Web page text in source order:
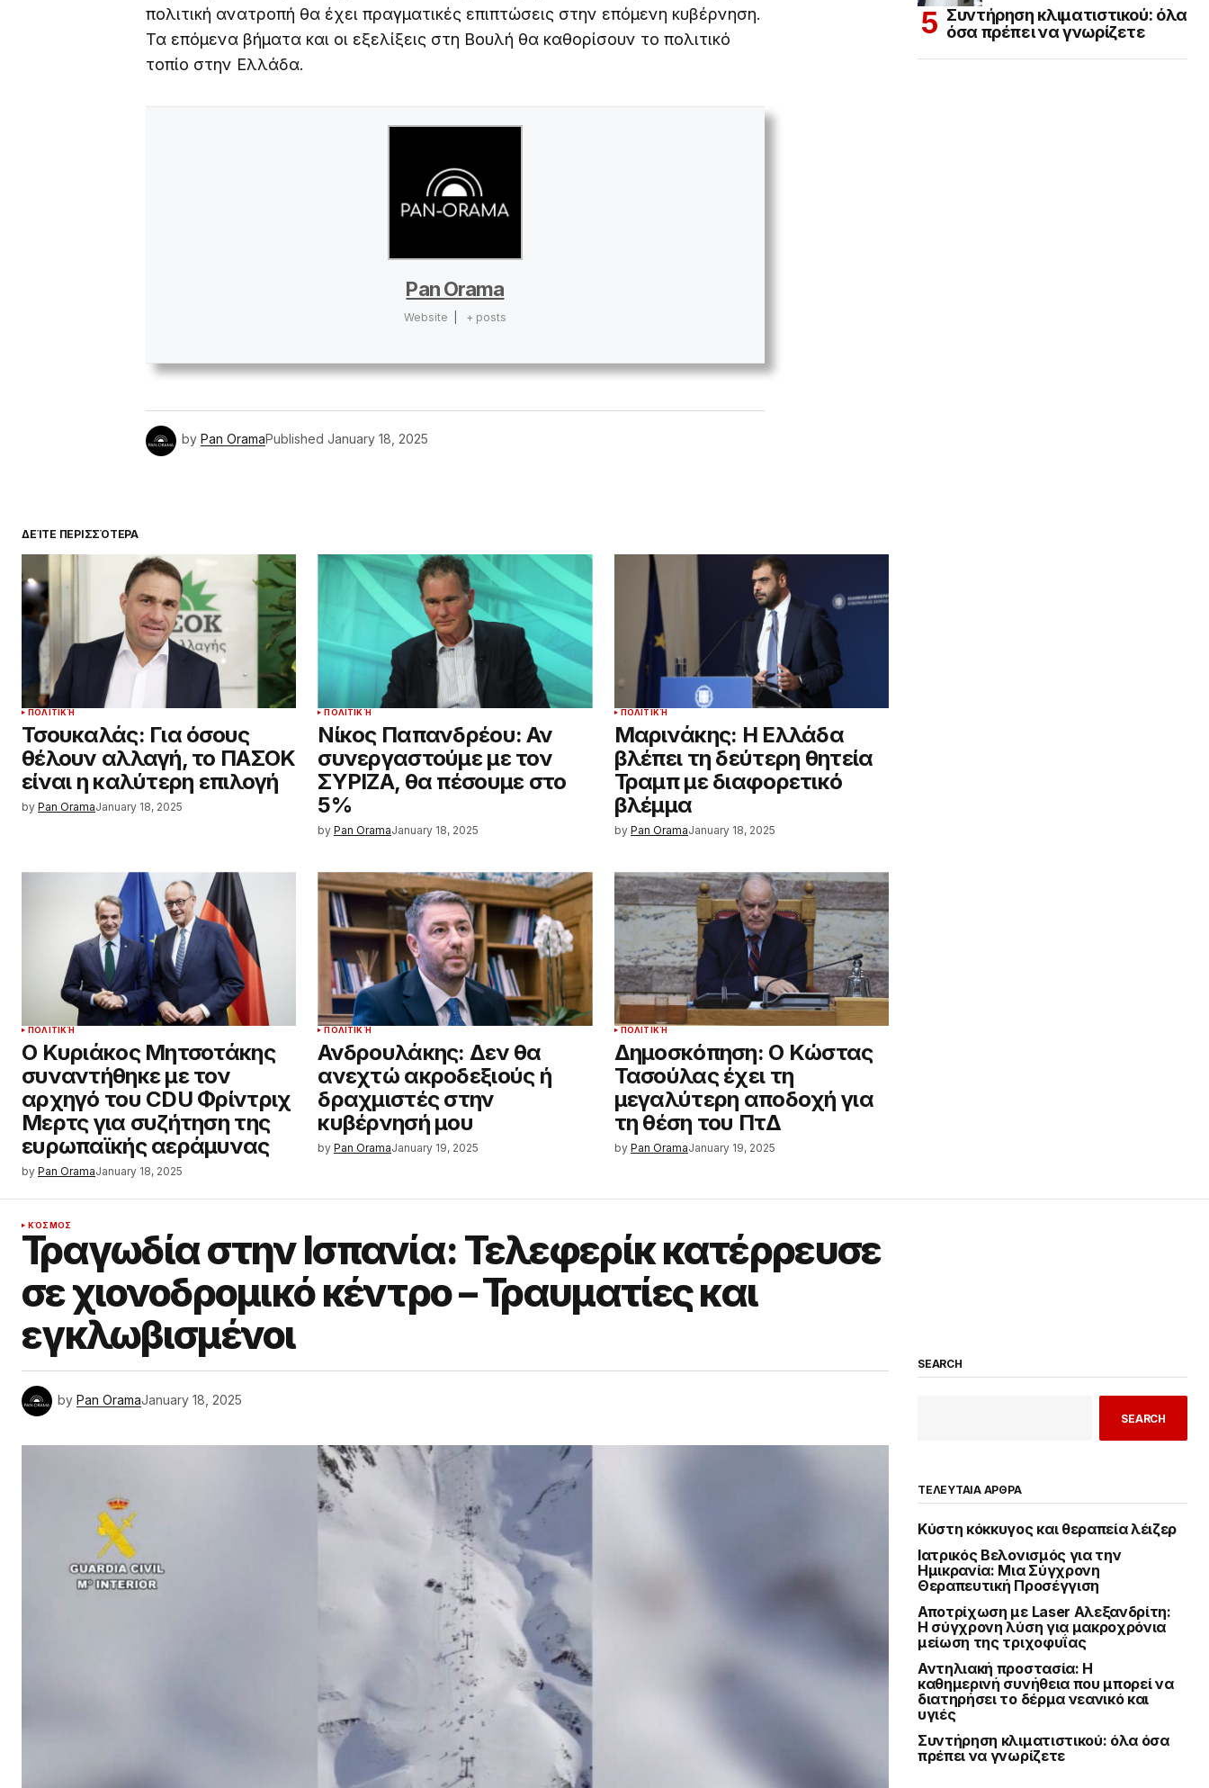
πολιτική ανατροπή θα έχει πραγματικές επιπτώσεις στην επόμενη κυβέρνηση.
Τα επόμενα βήματα και οι εξελίξεις στη Βουλή θα καθορίσουν το πολιτικό
τοπίο στην Ελλάδα.
Pan Orama
Website + posts
by Pan OramaPublished January 18, 2025
ΔΕΊΤΕ ΠΕΡΙΣΣΌΤΕΡΑ
ΠΟΛΙΤΙΚΉ
Τσουκαλάς: Για όσους
θέλουν αλλαγή, το ΠΑΣΟΚ
είναι η καλύτερη επιλογή
by Pan OramaJanuary 18, 2025
ΠΟΛΙΤΙΚΉ
Νίκος Παπανδρέου: Αν
συνεργαστούμε με τον
ΣΥΡΙΖΑ, θα πέσουμε στο
5%
by Pan OramaJanuary 18, 2025
ΠΟΛΙΤΙΚΉ
Μαρινάκης: Η Ελλάδα
βλέπει τη δεύτερη θητεία
Τραμπ με διαφορετικό
βλέμμα
by Pan OramaJanuary 18, 2025
ΠΟΛΙΤΙΚΉ
Ο Κυριάκος Μητσοτάκης
συναντήθηκε με τον
αρχηγό του CDU Φρίντριχ
Μερτς για συζήτηση της
ευρωπαϊκής αεράμυνας
by Pan OramaJanuary 18, 2025
ΠΟΛΙΤΙΚΉ
Ανδρουλάκης: Δεν θα
ανεχτώ ακροδεξιούς ή
δραχμιστές στην
κυβέρνησή μου
by Pan OramaJanuary 19, 2025
ΠΟΛΙΤΙΚΉ
Δημοσκόπηση: Ο Κώστας
Τασούλας έχει τη
μεγαλύτερη αποδοχή για
τη θέση του ΠτΔ
by Pan OramaJanuary 19, 2025
Συντήρηση κλιματιστικού: όλα
όσα πρέπει να γνωρίζετε
ΚΌΣΜΟΣ
Τραγωδία στην Ισπανία: Τελεφερίκ κατέρρευσε
σε χιονοδρομικό κέντρο – Τραυματίες και
εγκλωβισμένοι
by Pan OramaJanuary 18, 2025
SEARCH
SEARCH
ΤΕΛΕΥΤΑΙΑ ΑΡΘΡΑ
Κύστη κόκκυγος και θεραπεία λέιζερ
Ιατρικός Βελονισμός για την
Ημικρανία: Μια Σύγχρονη
Θεραπευτική Προσέγγιση
Αποτρίχωση με Laser Αλεξανδρίτη:
Η σύγχρονη λύση για μακροχρόνια
μείωση της τριχοφυΐας
Αντηλιακή προστασία: Η
καθημερινή συνήθεια που μπορεί να
διατηρήσει το δέρμα νεανικό και
υγιές
Συντήρηση κλιματιστικού: όλα όσα
πρέπει να γνωρίζετε